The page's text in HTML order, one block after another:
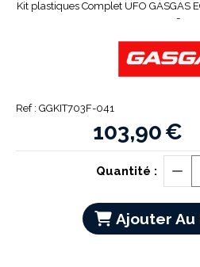
Kit plastiques Complet UFO GASGAS
-
Ref : GGKIT703F-041
103,90€
Quantité :
Ajouter Au